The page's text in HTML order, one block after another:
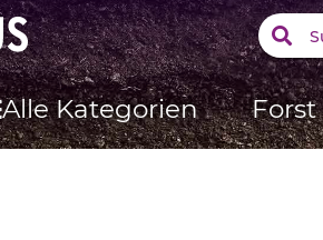
Alle Kategorien Forst